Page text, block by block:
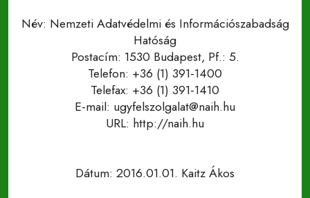
Név: Nemzeti Adatvédelmi és Információszabadság
Hatóság
Postacím: 1530 Budapest, Pf.: 5.
Telefon: +36 (1) 391-1400
Telefax: +36 (1) 391-1410
E-mail: ugyfelszolgalat@naih.hu
URL: http://naih.hu
Dátum: 2016.01.01. Kaitz Ákos